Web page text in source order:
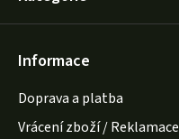
Informace
Doprava a platba
Vrácení zboží / Reklamace